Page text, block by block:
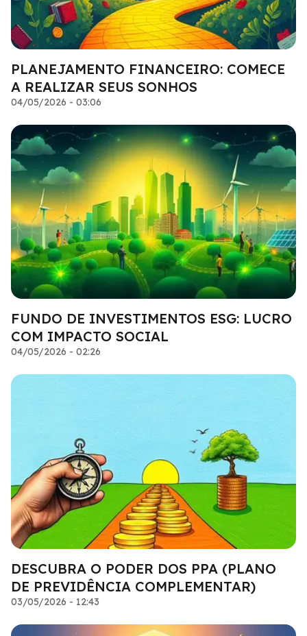
PLANEJAMENTO FINANCEIRO: COMECE
A REALIZAR SEUS SONHOS
04/05/2026 - 03:06
FUNDO DE INVESTIMENTOS ESG: LUCRO
COM IMPACTO SOCIAL
04/05/2026 - 02:26
DESCUBRA O PODER DOS PPA (PLANO
DE PREVIDÊNCIA COMPLEMENTAR)
03/05/2026 - 12:43